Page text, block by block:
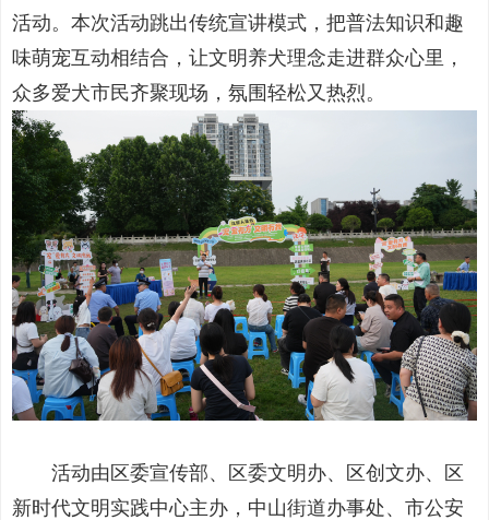
活动。本次活动跳出传统宣讲模式，把普法知识和趣
味萌宠互动相结合，让文明养犬理念走进群众心里，
众多爱犬市民齐聚现场，氛围轻松又热烈。
活动由区委宣传部、区委文明办、区创文办、区
新时代文明实践中心主办，中山街道办事处、市公安